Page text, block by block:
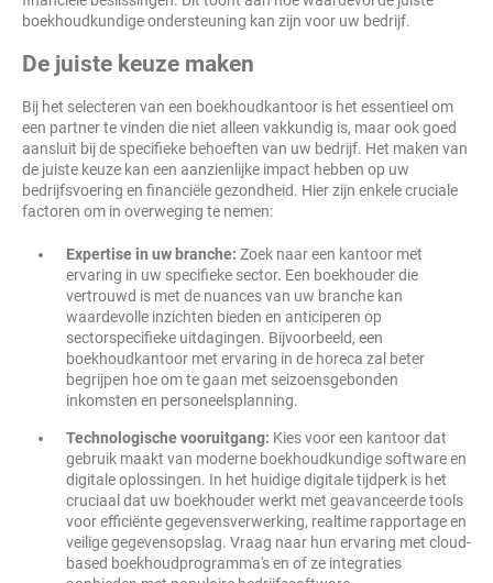
boekhoudkundige ondersteuning kan zijn voor uw bedrijf.
De juiste keuze maken
Bij het selecteren van een boekhoudkantoor is het essentieel om
een partner te vinden die niet alleen vakkundig is, maar ook goed
aansluit bij de specifieke behoeften van uw bedrijf. Het maken van
de juiste keuze kan een aanzienlijke impact hebben op uw
bedrijfsvoering en financiële gezondheid. Hier zijn enkele cruciale
factoren om in overweging te nemen:
Expertise in uw branche: Zoek naar een kantoor met
ervaring in uw specifieke sector. Een boekhouder die
vertrouwd is met de nuances van uw branche kan
waardevolle inzichten bieden en anticiperen op
sectorspecifieke uitdagingen. Bijvoorbeeld, een
boekhoudkantoor met ervaring in de horeca zal beter
begrijpen hoe om te gaan met seizoensgebonden
inkomsten en personeelsplanning.
Technologische vooruitgang: Kies voor een kantoor dat
gebruik maakt van moderne boekhoudkundige software en
digitale oplossingen. In het huidige digitale tijdperk is het
cruciaal dat uw boekhouder werkt met geavanceerde tools
voor efficiënte gegevensverwerking, realtime rapportage en
veilige gegevensopslag. Vraag naar hun ervaring met cloud-
based boekhoudprogramma's en of ze integraties